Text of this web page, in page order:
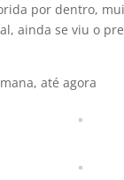
por dentro,
ainda se viu o
até agora